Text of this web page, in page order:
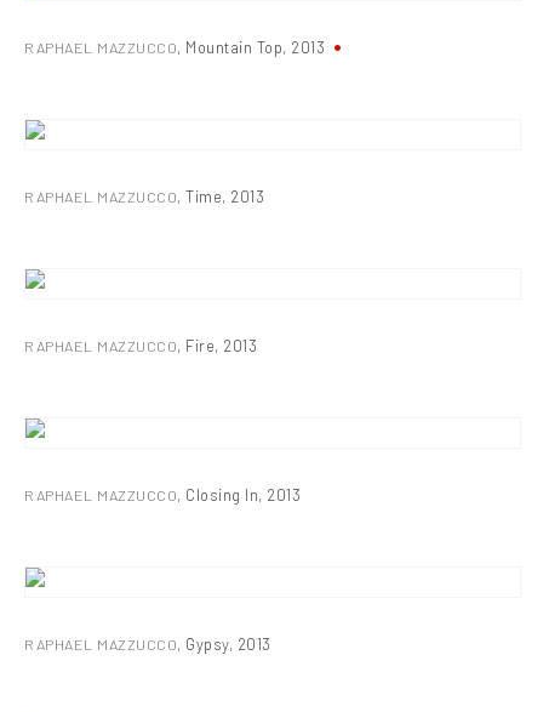
RAPHAEL MAZZUCCO, Mountain Top, 2013
RAPHAEL MAZZUCCO, Time, 2013
RAPHAEL MAZZUCCO, Fire, 2013
RAPHAEL MAZZUCCO, Closing In, 2013
RAPHAEL MAZZUCCO, Gypsy, 2013